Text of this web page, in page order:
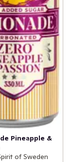
Pineapple &
of Sweden